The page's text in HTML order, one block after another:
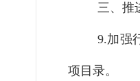
三、推
9.加强
项目录。